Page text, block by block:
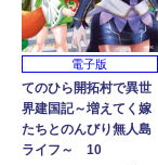
電子版
てのひら開拓村で異世
界建国記～増えてく嫁
たちとのんびり無人島
ライフ～ 10